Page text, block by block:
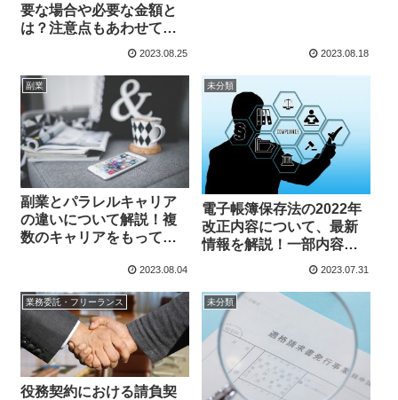
要な場合や必要な金額と
は？注意点もあわせて解
2023.08.25 2023.08.18
副業
副業とパラレルキャリア
の違いについて解説！複
数のキャリアをもって自
2023.08.04
未分類
電子帳簿保存法の2022年
改正内容について、最新
情報を解説！一部内容は
要件緩和もあり！
2023.07.31
業務委託・フリーランス
役務契約における請負契
未分類